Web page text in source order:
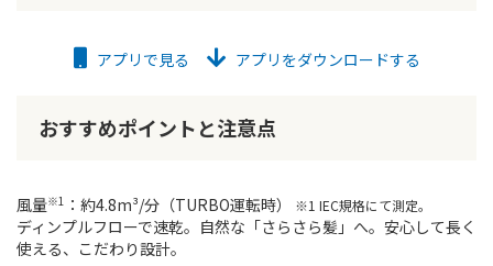
アプリで見る アプリをダウンロードする
おすすめポイントと注意点
風量※1 ：約4.8m³/分（TURBO運転時） ※1 IEC規格にて測定。
ディンプルフローで速乾。自然な「さらさら髪」へ。安心して長く
使える、こだわり設計。